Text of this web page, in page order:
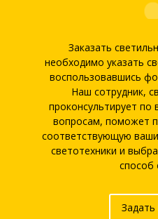
Заказать
необходимо указать
воспользовавшись
Наш сотрудник,
проконсультирует
вопросам, поможет
соответствующую
светотехники и
способ